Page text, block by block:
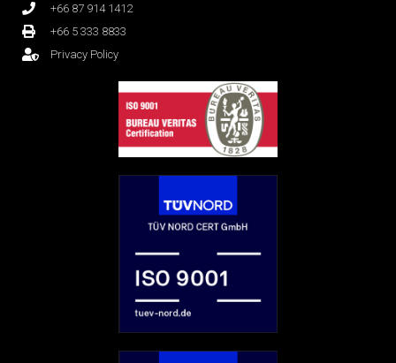
+66 87 914 1412
+66 5 333 8833
Privacy Policy